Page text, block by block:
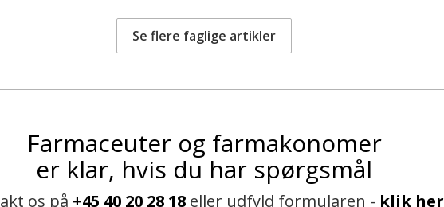
Se flere faglige artikler
Farmaceuter og farmakonomer
er klar, hvis du har spørgsmål
os på +45 40 20 28 18 eller udfyld formularen - klik her